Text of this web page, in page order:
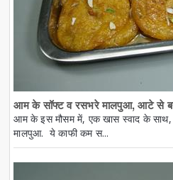
आम के सॉफ्ट व रसभरे मालपुआ, आटे से
आम के इस मौसम में, एक खास स्वाद के
मालपुआ. ये काफी कम स...